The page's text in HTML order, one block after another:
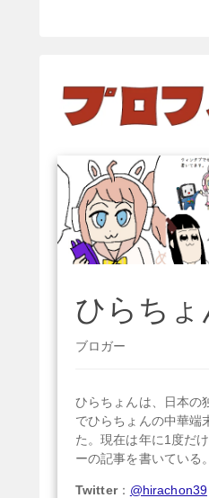
ひらちょ
ブロガー
ひらちょんは、日本の
でひらちょんの中華端
た。現在は年に1度だ
ーの記事を書いている。
Twitter： @hirachon39